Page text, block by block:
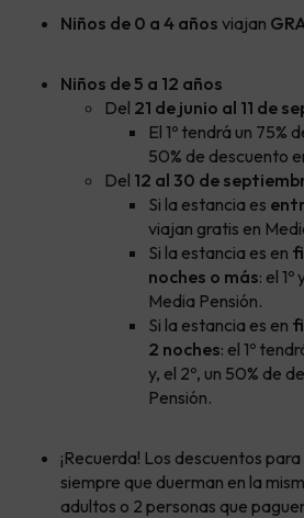
Niños de 0 a 4 años viajan
Niños de 5 a 12 años
Del 21 de junio al 11 de
El 1º tendrá un 75%
50% de descuento
Del 12 al 30 de
Si la estancia es
viajan gratis en
Si la estancia es en
noches o más: el
Media Pensión.
Si la estancia es en
2 noches: el 1º
y, el 2º, un 50% de
Pensión.
¡Recuerda! Los descuentos
siempre que duerman en la
adultos o 2 personas que